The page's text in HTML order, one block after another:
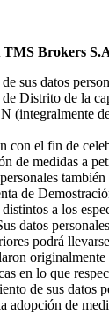
Brokers
de sus datos
Distrito de la
(integralmente
con el fin de
de medidas a
de
a los
datos
podrá
en lo que
de sus datos
adopción de